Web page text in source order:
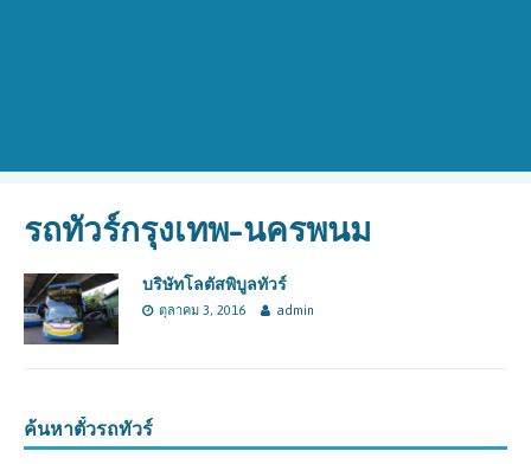
รถทัวร์กรุงเทพ-นครพนม
บริษัทโลตัสพิบูลทัวร์
ตุลาคม 3, 2016 admin
ค้นหาตั๋วรถทัวร์